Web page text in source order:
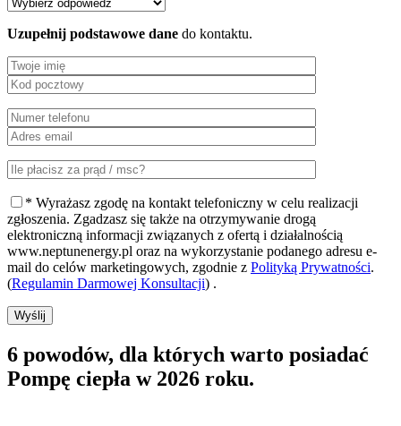
Uzupełnij podstawowe dane do kontaktu.
* Wyrażasz zgodę na kontakt telefoniczny w celu realizacji
zgłoszenia. Zgadzasz się także na otrzymywanie drogą
elektroniczną informacji związanych z ofertą i działalnością
www.neptunenergy.pl oraz na wykorzystanie podanego adresu e-
mail do celów marketingowych, zgodnie z Polityką Prywatności.
(Regulamin Darmowej Konsultacji) .
Wyślij
6 powodów, dla których warto posiadać
Pompę ciepła w 2026 roku.